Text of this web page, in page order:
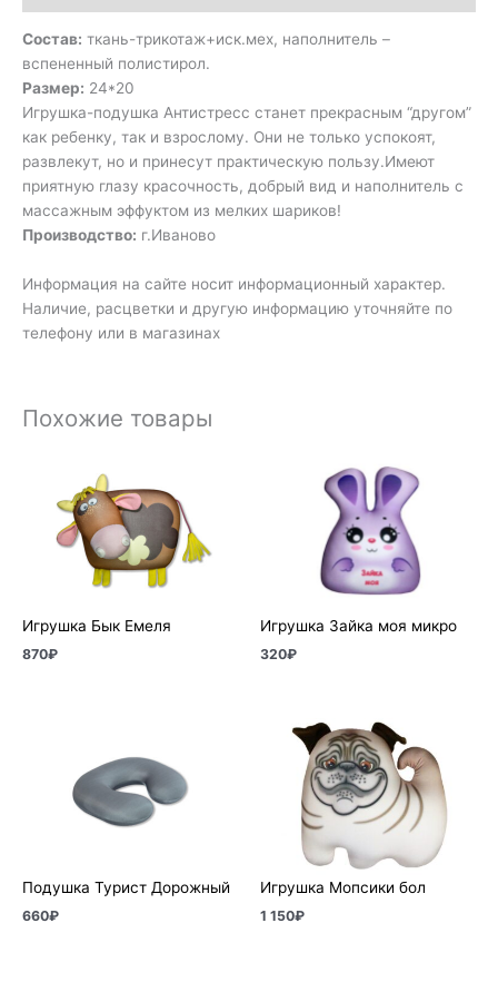
Состав: ткань-трикотаж+иск.мех, наполнитель –
вспененный полистирол.
Размер: 24*20
Игрушка-подушка Антистресс станет прекрасным “другом”
как ребенку, так и взрослому. Они не только успокоят,
развлекут, но и принесут практическую пользу.Имеют
приятную глазу красочность, добрый вид и наполнитель с
массажным эффуктом из мелких шариков!
Производство: г.Иваново
Информация на сайте носит информационный характер.
Наличие, расцветки и другую информацию уточняйте по
телефону или в магазинах
Похожие товары
Игрушка Бык Емеля
870₽
Игрушка Зайка моя микро
320₽
Подушка Турист Дорожный
660₽
Игрушка Мопсики бол
1 150₽